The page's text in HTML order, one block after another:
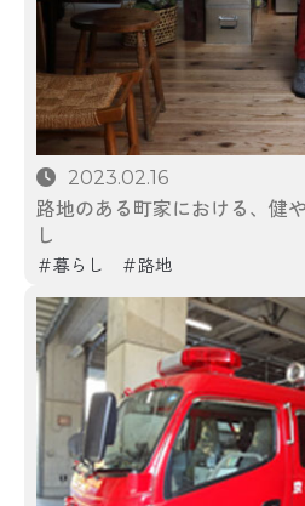
2023.02.16
路地のある町家における、健
し
暮らし 路地